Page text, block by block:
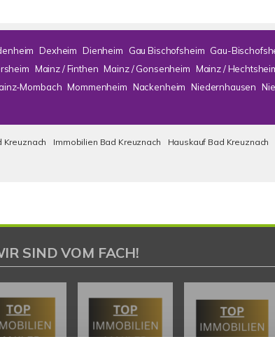
Dexheim Dienheim Gau Bischofsheim Gau-
Mainz / Finthen Mainz / Gonsenheim Mainz /
Mombach Mommenheim Nackenheim Niedernhausen
Kreuznach Immobilien Bad Kreuznach Hauskauf Bad Kreuznach
SIND VOM FACH!